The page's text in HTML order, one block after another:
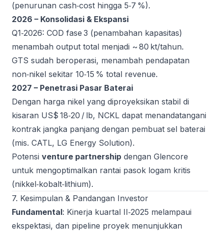
(penurunan cash‑cost hingga 5‑7 %).
2026 – Konsolidasi & Ekspansi
Q1‑2026: COD fase 3 (penambahan kapasitas)
menambah output total menjadi ~ 80 kt/tahun.
GTS sudah beroperasi, menambah pendapatan
non‑nikel sekitar 10‑15 % total revenue.
2027 – Penetrasi Pasar Baterai
Dengan harga nikel yang diproyeksikan stabil di
kisaran US$ 18‑20 / lb, NCKL dapat menandatangani
kontrak jangka panjang dengan pembuat sel baterai
(mis. CATL, LG Energy Solution).
Potensi venture partnership dengan Glencore
untuk mengoptimalkan rantai pasok logam kritis
(nikkel‑kobalt‑lithium).
7. Kesimpulan & Pandangan Investor
Fundamental: Kinerja kuartal II‑2025 melampaui
ekspektasi, dan pipeline proyek menunjukkan